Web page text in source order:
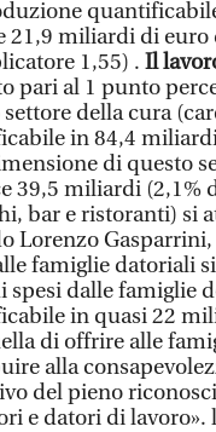
21,9 miliardi di
1,55) . Il
pari al 1 punto
settore della cura
in 84,4
di questo
39,5 miliardi (2,1%
bar e ristoranti) si
Lorenzo
famiglie datoriali
spesi dalle famiglie
in quasi 22
di offrire alle
alla
del pieno
e datori di lavoro». l